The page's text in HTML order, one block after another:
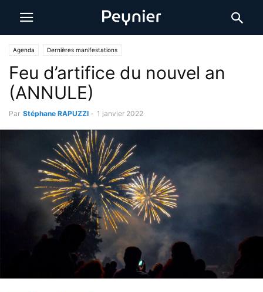
Agenda Dernières manifestations
Feu d’artifice du nouvel an
(ANNULE)
Par Stéphane RAPUZZI - 1 janvier 2022